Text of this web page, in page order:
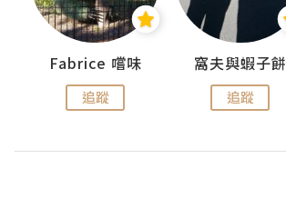
Fabrice 嚐味
追蹤
窩夫與蝦子餅
追蹤